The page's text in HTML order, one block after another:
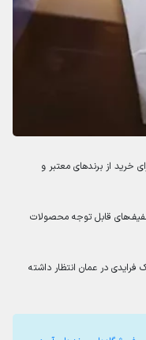
خرید از برندهای معتبر و
قابل توجه محصولات
در عمان انتظار داشته